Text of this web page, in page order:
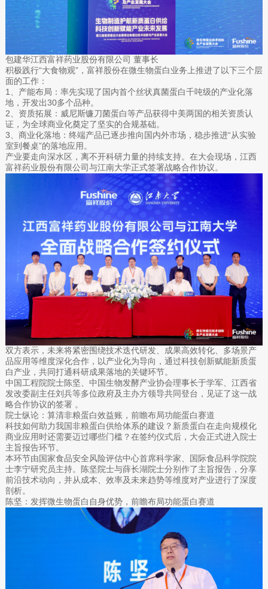
包建华江西富祥药业股份有限公司 董事长
积极践行“大食物观”，富祥股份在微生物蛋白业务上推进了以下三个层
面的工作：
1、产能布局：率先实现了国内首个丝状真菌蛋白千吨级的产业化落
地，开发出30多个品种。
2、资质拓展：威尼斯镰刀菌蛋白等产品获得中美两国的相关资质认
证，为全球商业化奠定了坚实的合规基础。
3、商业化落地：终端产品已逐步推向国内外市场，稳步推进“从实验
室到餐桌”的落地应用。
产业要走向深水区，离不开科研力量的持续支持。在大会现场，江西
富祥药业股份有限公司与江南大学正式签署战略合作协议。
双方表示，未来将紧密围绕技术迭代研发、成果高效转化、多场景产
品应用等维度深化合作，以产业化为导向，通过科技创新赋能新质蛋
白产业，共同打通科研成果落地的关键环节。
中国工程院院士陈坚、中国生物发酵产业协会理事长于学军、江西省
发改委副主任刘兵等多位政府及主办方领导共同登台，见证了这一战
略合作协议的签署 。
院士纵论：算清非粮蛋白效益账，前瞻布局功能蛋白赛道
科技如何助力我国非粮蛋白供给体系的建设？新质蛋白在走向规模化
商业应用时还需要迈过哪些门槛？在签约仪式后，大会正式进入院士
主旨报告环节。
本环节由国家食品安全风险评估中心首席科学家、国际食品科学院院
士李宁研究员主持。陈坚院士与薛长湖院士分别作了主旨报告，分享
前沿技术动向，并从成本、效率及未来趋势等维度对产业进行了深度
剖析。
陈坚：发挥微生物蛋白自身优势，前瞻布局功能蛋白赛道